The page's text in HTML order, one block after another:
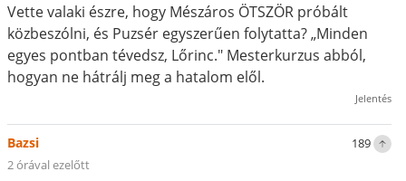
Vette valaki észre, hogy Mészáros ÖTSZÖR próbált
közbeszólni, és Puzsér egyszerűen folytatta? „Minden
egyes pontban tévedsz, Lőrinc." Mesterkurzus abból,
hogyan ne hátrálj meg a hatalom elől.
Jelentés
189
Bazsi
2 órával ezelőtt